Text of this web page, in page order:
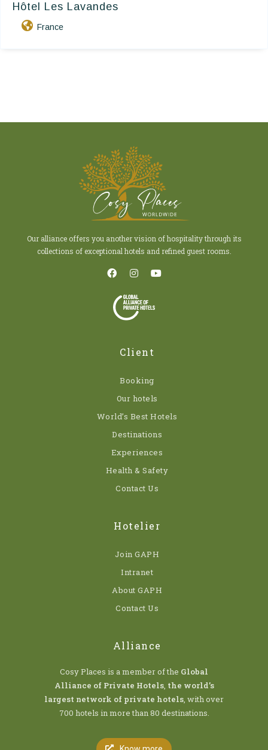
Hôtel Les Lavandes
France
Our alliance offers you another vision of hospitality through its
collections of exceptional hotels and refined guest rooms.
Client
Booking
Our hotels
World’s Best Hotels
Destinations
Experiences
Health & Safety
Contact Us
Hotelier
Join GAPH
Intranet
About GAPH
Contact Us
Alliance
Cosy Places is a member of the Global
Alliance of Private Hotels, the world’s
largest network of private hotels, with over
700 hotels in more than 80 destinations.